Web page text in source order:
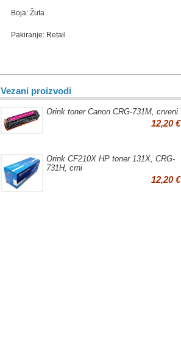
Boja: Žuta
Pakiranje: Retail
Vezani proizvodi
Orink toner Canon CRG-731M, crveni
12,20 €
Orink CF210X HP toner 131X, CRG-
731H, crni
12,20 €